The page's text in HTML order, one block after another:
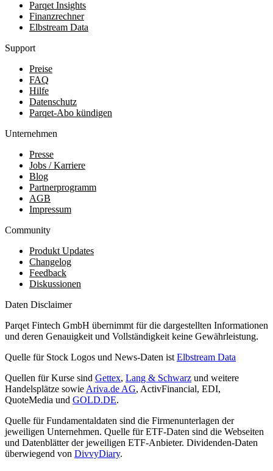
Parqet Insights
Finanzrechner
Elbstream Data
Support
Preise
FAQ
Hilfe
Datenschutz
Parqet-Abo kündigen
Unternehmen
Presse
Jobs / Karriere
Blog
Partnerprogramm
AGB
Impressum
Community
Produkt Updates
Changelog
Feedback
Diskussionen
Daten Disclaimer
Parqet Fintech GmbH übernimmt für die dargestellten Informationen
und deren Genauigkeit und Vollständigkeit keine Gewährleistung.
Quelle für Stock Logos und News-Daten ist Elbstream Data
Quellen für Kurse sind Gettex, Lang & Schwarz und weitere
Handelsplätze sowie Ariva.de AG, ActivFinancial, EDI,
QuoteMedia und GOLD.DE.
Quelle für Fundamentaldaten sind die Firmenunterlagen der
jeweiligen Unternehmen. Quelle für ETF-Daten sind die Webseiten
und Datenblätter der jeweiligen ETF-Anbieter. Dividenden-Daten
überwiegend von DivvyDiary.